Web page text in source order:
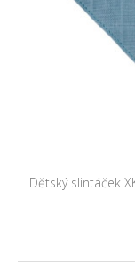
Dětský slintáček